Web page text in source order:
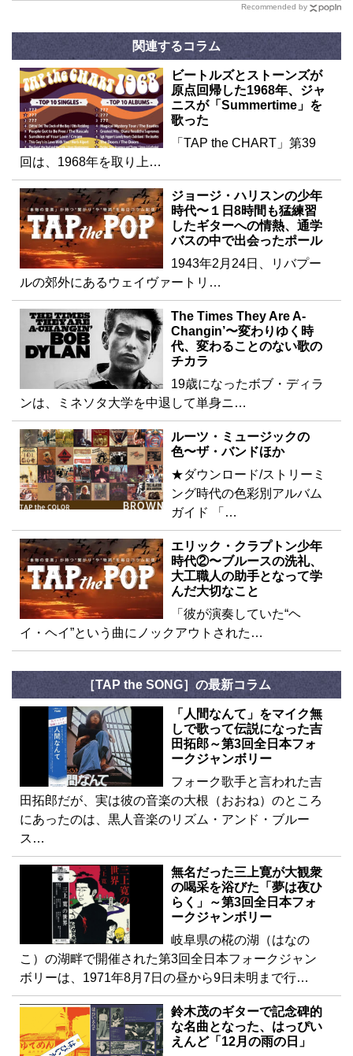
Recommended by
関連するコラム
ビートルズとストーンズが
原点回帰した1968年、ジャ
ニスが「Summertime」を
歌った
「TAP the CHART」第39
回は、1968年を取り上…
ジョージ・ハリスンの少年
時代〜１日8時間も猛練習
したギターへの情熱、通学
バスの中で出会ったポール
1943年2月24日、リバプー
ルの郊外にあるウェイヴァートリ…
The Times They Are A-
Changin’〜変わりゆく時
代、変わることのない歌の
チカラ
19歳になったボブ・ディラ
ンは、ミネソタ大学を中退して単身ニ…
ルーツ・ミュージックの
色〜ザ・バンドほか
★ダウンロード/ストリーミ
ング時代の色彩別アルバム
ガイド 「…
エリック・クラプトン少年
時代②〜ブルースの洗礼、
大工職人の助手となって学
んだ大切なこと
「彼が演奏していた“ヘ
イ・ヘイ”という曲にノックアウトされた…
［TAP the SONG］の最新コラム
「人間なんて」をマイク無
しで歌って伝説になった吉
田拓郎～第3回全日本フォ
ークジャンボリー
フォーク歌手と言われた吉
田拓郎だが、実は彼の音楽の大根（おおね）のところ
にあったのは、黒人音楽のリズム・アンド・ブルー
ス…
無名だった三上寛が大観衆
の喝采を浴びた「夢は夜ひ
らく」～第3回全日本フォ
ークジャンボリー
岐阜県の椛の湖（はなの
こ）の湖畔で開催された第3回全日本フォークジャン
ボリーは、1971年8月7日の昼から9日未明まで行…
鈴木茂のギターで記念碑的
な名曲となった、はっぴい
えんど「12月の雨の日」